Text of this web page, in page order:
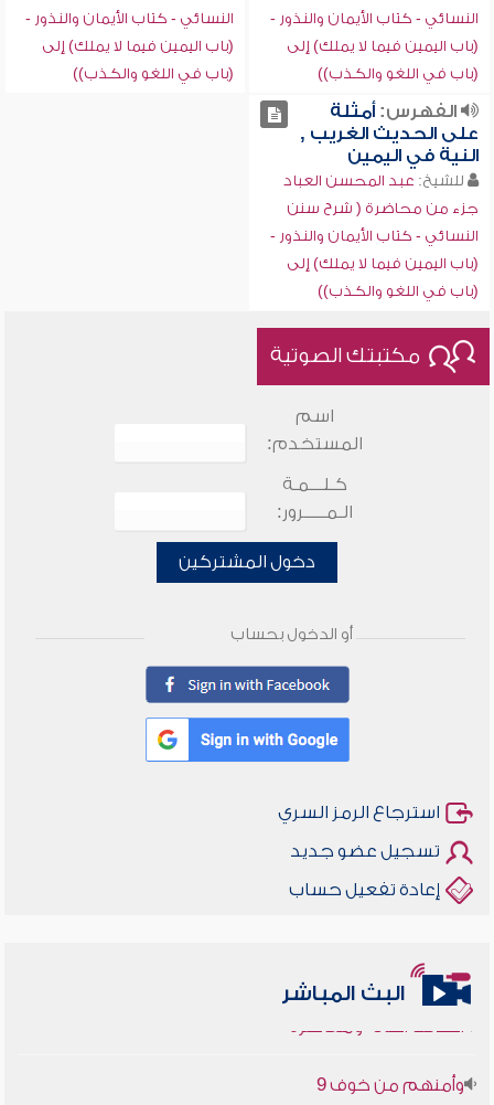
النسائي - كتاب الأيمان والنذور -
(باب اليمين فيما لا يملك) إلى
(باب في اللغو والكذب))
النسائي - كتاب الأيمان والنذور -
(باب اليمين فيما لا يملك) إلى
(باب في اللغو والكذب))
الفهرس:أمثلة
على الحديث الغريب ,
النية في اليمين
للشيخ: عبد المحسن العباد
جزء من محاضرة ( شرح سنن
النسائي - كتاب الأيمان والنذور -
(باب اليمين فيما لا يملك) إلى
(باب في اللغو والكذب))
مكتبتك الصوتية
اسم
المستخدم:
كـلـــمـة
الـمـــــرور:
دخول المشتركين
أو الدخول بحساب
استرجاع الرمز السري
تسجيل عضو جديد
إعادة تفعيل حساب
البث المباشر
أخلاقنا أصالة ومعاصرة